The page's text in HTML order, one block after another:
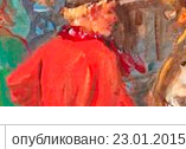
опубликовано: 23.01.2015